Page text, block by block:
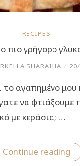
RECIPES
πιο γρήγορο
SHARAIHA /
το αγαπημένο μου
να φτιάξουμε
με κεράσια; …
Continue reading